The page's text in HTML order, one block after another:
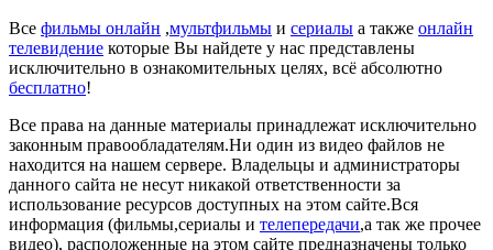
Все фильмы онлайн ,мультфильмы и сериалы а также онлайн
телевидение которые Вы найдете у нас представлены
исключительно в ознакомительных целях, всё абсолютно
бесплатно!
Все права на данные материалы принадлежат исключительно
законным правообладателям.Ни один из видео файлов не
находится на нашем сервере. Владельцы и администраторы
данного сайта не несут никакой ответственности за
использование ресурсов доступных на этом сайте.Вся
информация (фильмы,сериалы и телепередачи,а так же прочее
видео), расположенные на этом сайте предназначены только